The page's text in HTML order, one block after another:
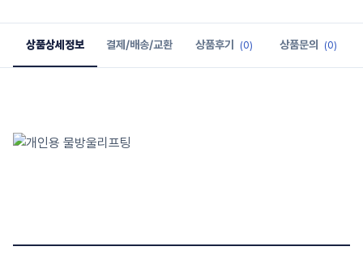
상품상세정보 결제/배송/교환 상품후기 (0) 상품문의 (0)